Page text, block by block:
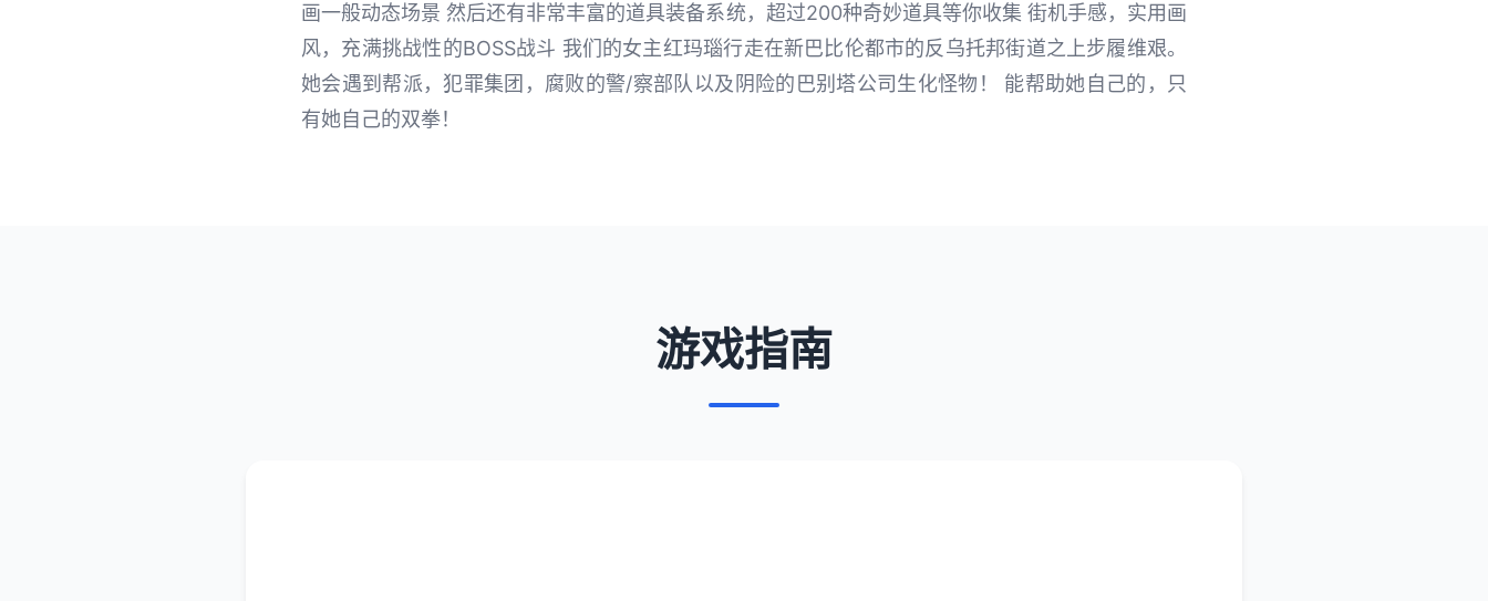
画一般动态场景 然后还有非常丰富的道具装备系统，超过200种奇妙道具等你收集 街机手感，实用画
风，充满挑战性的BOSS战斗 我们的女主红玛瑙行走在新巴比伦都市的反乌托邦街道之上步履维艰。
她会遇到帮派，犯罪集团，腐败的警/察部队以及阴险的巴别塔公司生化怪物！ 能帮助她自己的，只
有她自己的双拳！
游戏指南